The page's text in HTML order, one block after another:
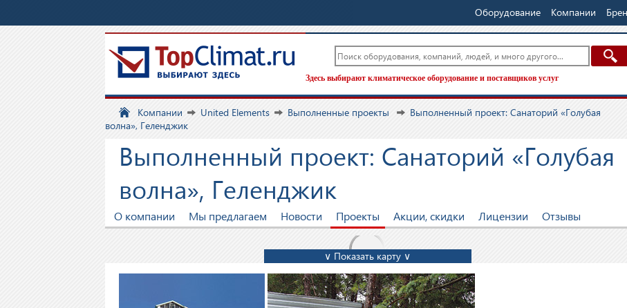
Оборудование Компании
Здесь выбирают климатическое оборудование и поставщиков услуг
Компании United Elements Выполненные проекты
Выполненный проект: Санаторий «Голубая
волна», Геленджик
Выполненный проект: Санаторий «Голубая
волна», Геленджик
О компании Мы предлагаем Новости Проекты Акции, скидки Лицензии Отзывы
∨ Показать карту ∨